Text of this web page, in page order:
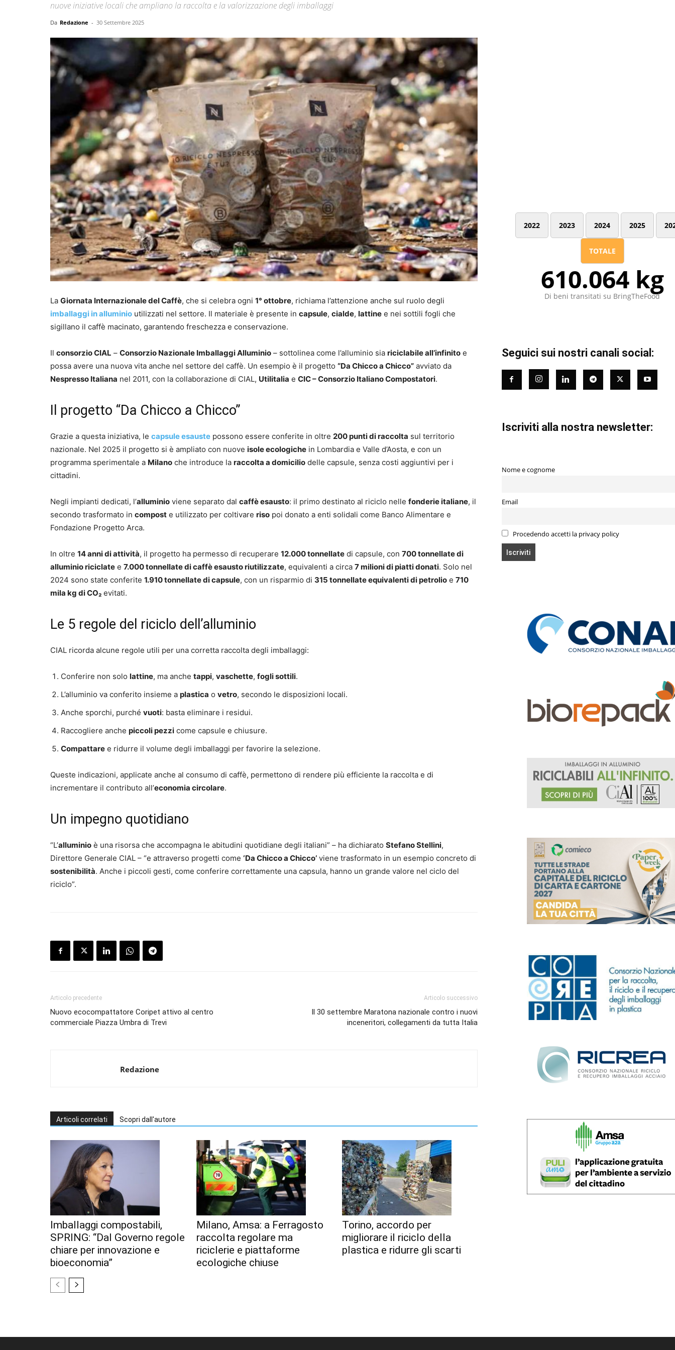
nuove iniziative locali che ampliano la raccolta e la valorizzazione degli imballaggi
Da Redazione - 30 Settembre 2025
La Giornata Internazionale del Caffè, che si celebra ogni 1° ottobre, richiama l’attenzione anche sul ruolo degli
imballaggi in alluminio utilizzati nel settore. Il materiale è presente in capsule, cialde, lattine e nei sottili fogli che
sigillano il caffè macinato, garantendo freschezza e conservazione.
Il consorzio CIAL – Consorzio Nazionale Imballaggi Alluminio – sottolinea come l’alluminio sia riciclabile all’infinito e
possa avere una nuova vita anche nel settore del caffè. Un esempio è il progetto “Da Chicco a Chicco” avviato da
Nespresso Italiana nel 2011, con la collaborazione di CIAL, Utilitalia e CIC – Consorzio Italiano Compostatori.
Il progetto “Da Chicco a Chicco”
Grazie a questa iniziativa, le capsule esauste possono essere conferite in oltre 200 punti di raccolta sul territorio
nazionale. Nel 2025 il progetto si è ampliato con nuove isole ecologiche in Lombardia e Valle d’Aosta, e con un
programma sperimentale a Milano che introduce la raccolta a domicilio delle capsule, senza costi aggiuntivi per i
cittadini.
Negli impianti dedicati, l’alluminio viene separato dal caffè esausto: il primo destinato al riciclo nelle fonderie italiane, il
secondo trasformato in compost e utilizzato per coltivare riso poi donato a enti solidali come Banco Alimentare e
Fondazione Progetto Arca.
In oltre 14 anni di attività, il progetto ha permesso di recuperare 12.000 tonnellate di capsule, con 700 tonnellate di
alluminio riciclate e 7.000 tonnellate di caffè esausto riutilizzate, equivalenti a circa 7 milioni di piatti donati. Solo nel
2024 sono state conferite 1.910 tonnellate di capsule, con un risparmio di 315 tonnellate equivalenti di petrolio e 710
mila kg di CO₂ evitati.
Le 5 regole del riciclo dell’alluminio
CIAL ricorda alcune regole utili per una corretta raccolta degli imballaggi:
Conferire non solo lattine, ma anche tappi, vaschette, fogli sottili.
L’alluminio va conferito insieme a plastica o vetro, secondo le disposizioni locali.
Anche sporchi, purché vuoti: basta eliminare i residui.
Raccogliere anche piccoli pezzi come capsule e chiusure.
Compattare e ridurre il volume degli imballaggi per favorire la selezione.
Queste indicazioni, applicate anche al consumo di caffè, permettono di rendere più efficiente la raccolta e di
incrementare il contributo all’economia circolare.
Un impegno quotidiano
“L’alluminio è una risorsa che accompagna le abitudini quotidiane degli italiani” – ha dichiarato Stefano Stellini,
Direttore Generale CIAL – “e attraverso progetti come ‘Da Chicco a Chicco’ viene trasformato in un esempio concreto di
sostenibilità. Anche i piccoli gesti, come conferire correttamente una capsula, hanno un grande valore nel ciclo del
riciclo”.
Articolo precedente
Nuovo ecocompattatore Coripet attivo al centro
commerciale Piazza Umbra di Trevi
Articolo successivo
Il 30 settembre Maratona nazionale contro i nuovi
inceneritori, collegamenti da tutta Italia
Redazione
Articoli correlati Scopri dall'autore
Imballaggi compostabili,
SPRING: “Dal Governo regole
chiare per innovazione e
bioeconomia”
Milano, Amsa: a Ferragosto
raccolta regolare ma
riciclerie e piattaforme
ecologiche chiuse
Torino, accordo per
migliorare il riciclo della
plastica e ridurre gli scarti
2022 2023 2024 2025
TOTALE
610.064 kg
Di beni transitati su BringTheFood
Seguici sui nostri canali social:
Iscriviti alla nostra newsletter:
Nome e cognome
Email
Procedendo accetti la privacy policy